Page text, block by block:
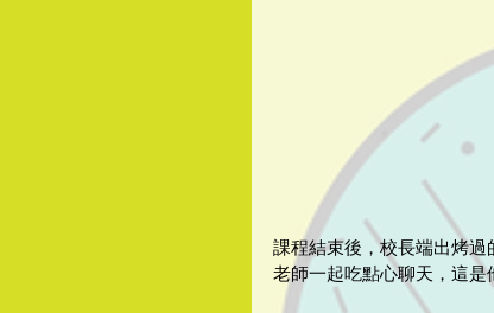
課程結束後，校長端出烤
老師一起吃點心聊天，這是